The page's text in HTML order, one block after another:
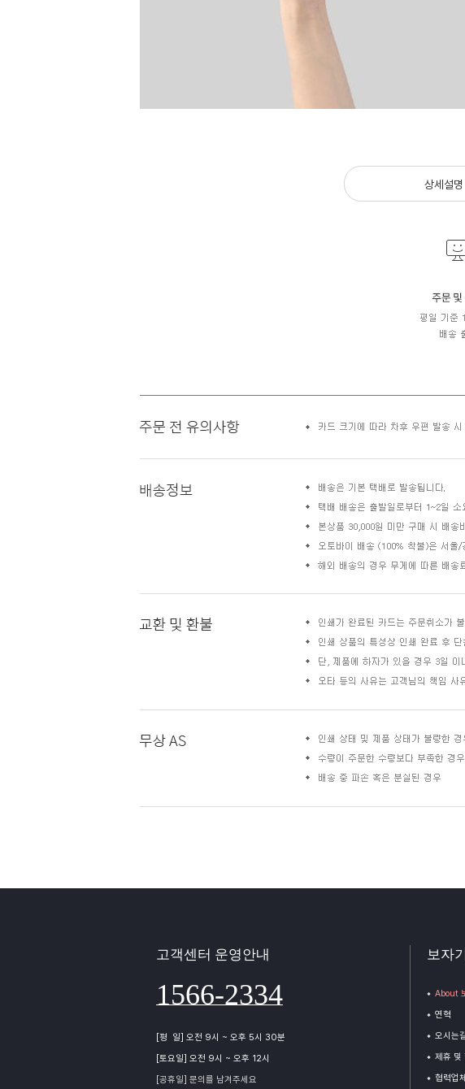
상세설명
고객센터 운영안내
1566-2334
[평 일] 오전 9시 ~ 오후 5시 30분
[토요일] 오전 9시 ~ 오후 12시
[공휴일] 문의를 남겨주세요
보자
About
연혁
오시는길
제휴 및
협력업